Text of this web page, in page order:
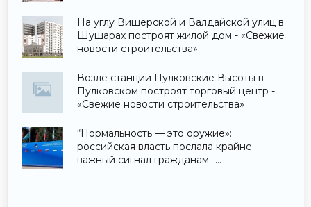
На углу Вишерской и Валдайской улиц в
Шушарах построят жилой дом - «Свежие
новости строительства»
Возле станции Пулковские Высоты в
Пулковском построят торговый центр -
«Свежие новости строительства»
“Нормальность — это оружие»:
российская власть послала крайне
важный сигнал гражданам -